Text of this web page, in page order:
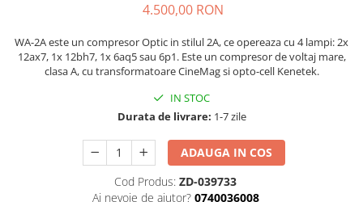
Stabilizatoare de tensiune UPS si
Power Conditioner
Unelte Audio
Microfoane
Capsule de microfon
Case-uri de microfoane
Microfoane de broadcast
Microfoane de instrumente
4.500,00 RON
WA-2A este un compresor Optic in stilul 2A, ce opereaza cu 4 lampi: 2x
12ax7, 1x 12bh7, 1x 6aq5 sau 6p1. Este un compresor de voltaj mare,
clasa A, cu transformatoare CineMag si opto-cell Kenetek.
IN STOC
Durata de livrare: 1-7 zile
ADAUGA IN COS
Cod Produs: ZD-039733
Ai nevoie de ajutor? 0740036008